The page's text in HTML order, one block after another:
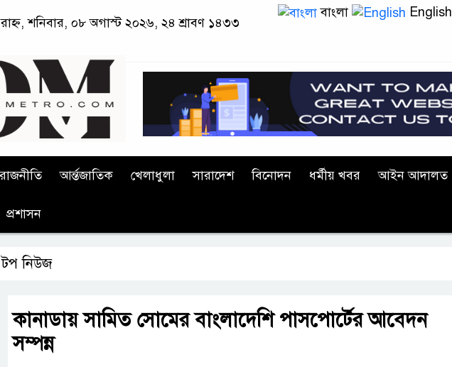
শনিবার, ০৮ অগাস্ট ২০২৬, ২৪ শ্রাবণ ১৪৩৩
বাংলা English
রাজনীতি আর্ন্তজাতিক খেলাধুলা সারাদেশ বিনোদন ধর্মীয় খবর আইন আদালত
প্রশাসন
টপ নিউজ
কানাডায় সামিত সোমের বাংলাদেশি পাসপোর্টের আবেদন
সম্পন্ন